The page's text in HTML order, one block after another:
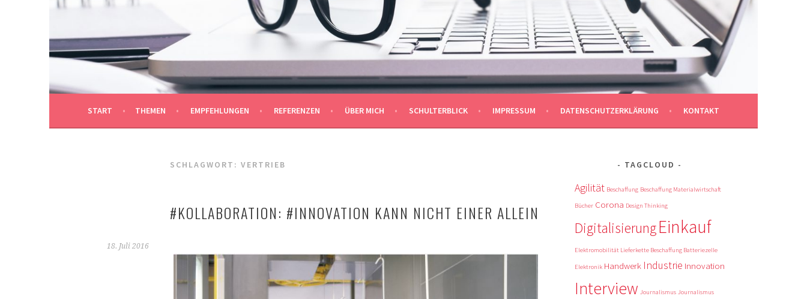
Springe
Inhalt
REDAKTIONSBÜRO MÜHLBERGER
AUF DEN PUNKT GEBRACHT
START THEMEN EMPFEHLUNGEN REFERENZEN ÜBER MICH SCHULTERBLICK IMPRESSUM DATENSCHUTZERKLÄRUNG KONTAKT
SCHLAGWORT: VERTRIEB
#KOLLABORATION: #INNOVATION KANN NICHT EINER ALLEIN
18. Juli 2016
TAGCLOUD
Agilität Beschaffung Beschaffung Materialwirtschaft
Bücher Corona Design Thinking
DigitalisierungEinkauf
Elektromobilität Lieferkette Beschaffung Batteriezelle
Elektronik Handwerk Industrie Innovation
Interview Journalismus Journalismus